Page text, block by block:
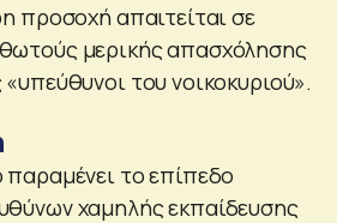
προσοχή απαιτείται σε
μερικής απασχόλησης
του νοικοκυριού».
παραμένει το επίπεδο
χαμηλής εκπαίδευσης